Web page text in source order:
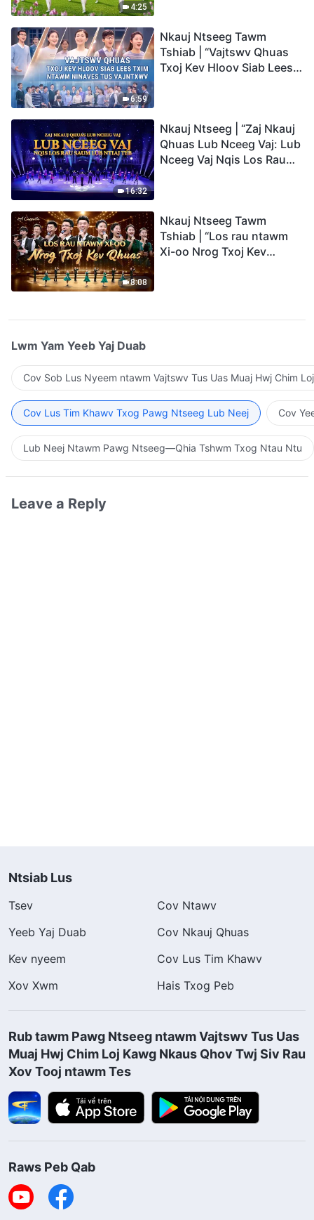
4:25
6:59
Nkauj Ntseeg Tawm
Tshiab | “Vajtswv Qhuas
Txoj Kev Hloov Siab Lees
16:32
Nkauj Ntseeg | “Zaj Nkauj
Qhuas Lub Nceeg Vaj: Lub
Nceeg Vaj Nqis Los Rau
8:08
Nkauj Ntseeg Tawm
Tshiab | “Los rau ntawm
Xi-oo Nrog Txoj Kev
Lwm Yam Yeeb Yaj Duab
Cov Sob Lus Nyeem ntawm Vajtswv Tus Uas Muaj Hwj Chim
Cov Lus Tim Khawv Txog Pawg Ntseeg Lub Neej Cov
Lub Neej Ntawm Pawg Ntseeg—Qhia Tshwm Txog Ntau Ntu
Leave a Reply
Ntsiab Lus
Tsev
Cov Ntawv
Yeeb Yaj Duab
Cov Nkauj Qhuas
Kev nyeem
Cov Lus Tim Khawv
Xov Xwm
Hais Txog Peb
Rub tawm Pawg Ntseeg ntawm Vajtswv Tus Uas
Muaj Hwj Chim Loj Kawg Nkaus Qhov Twj Siv Rau
Xov Tooj ntawm Tes
Raws Peb Qab